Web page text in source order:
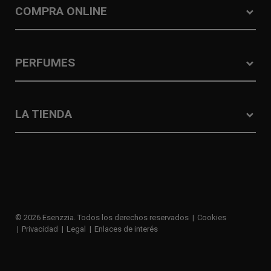
COMPRA ONLINE
PERFUMES
LA TIENDA
© 2026 Esenzzia. Todos los derechos reservados
Cookies
Privacidad
Legal Enlaces de interés